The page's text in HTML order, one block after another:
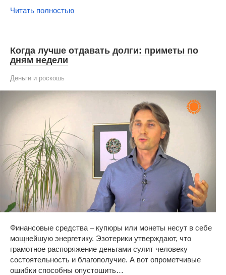
Читать полностью
Когда лучше отдавать долги: приметы по
дням недели
Деньги и роскошь
Финансовые средства – купюры или монеты несут в себе
мощнейшую энергетику. Эзотерики утверждают, что
грамотное распоряжение деньгами сулит человеку
состоятельность и благополучие. А вот опрометчивые
ошибки способны опустошить…